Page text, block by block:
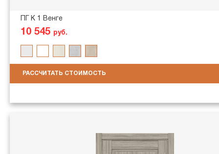
ПГ K 1 Венге
10 545 руб.
РАССЧИТАТЬ СТОИМОСТЬ